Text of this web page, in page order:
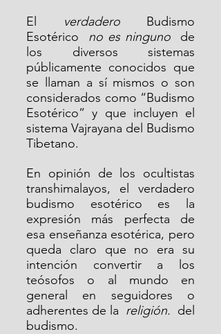
El
verdadero Budismo
Esotérico no es ninguno de
los diversos sistemas
públicamente conocidos que
se llaman a sí mismos o son
considerados como “Budismo
Esotérico” y que incluyen el
sistema Vajrayana del Budismo
Tibetano.
En opinión de los ocultistas
transhimalayos, el verdadero
budismo esotérico es la
expresión más perfecta de
esa enseñanza esotérica, pero
queda claro que no era su
intención convertir a los
teósofos o al mundo en
general en seguidores o
adherentes de la religión. del
budismo.